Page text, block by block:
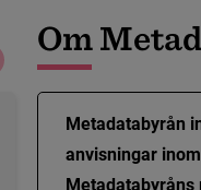
OmMetad
Metadatabyrån
anvisningar
Metadatabyråns